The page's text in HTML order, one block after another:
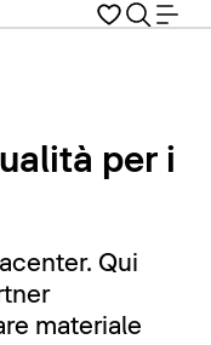
per i
Qui
materiale